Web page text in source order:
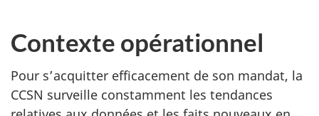
Contexte opérationnel
Pour s’acquitter efficacement de son mandat, la
CCSN surveille constamment les tendances